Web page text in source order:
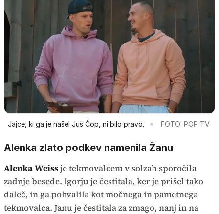
Jajce, ki ga je našel Juš Čop, ni bilo pravo. FOTO: POP TV
Alenka zlato podkev namenila Žanu
Alenka Weissje tekmovalcem v solzah sporočila
zadnje besede. Igorju je čestitala, ker je prišel tako
daleč, in ga pohvalila kot močnega in pametnega
tekmovalca. Janu je čestitala za zmago, nanj in na